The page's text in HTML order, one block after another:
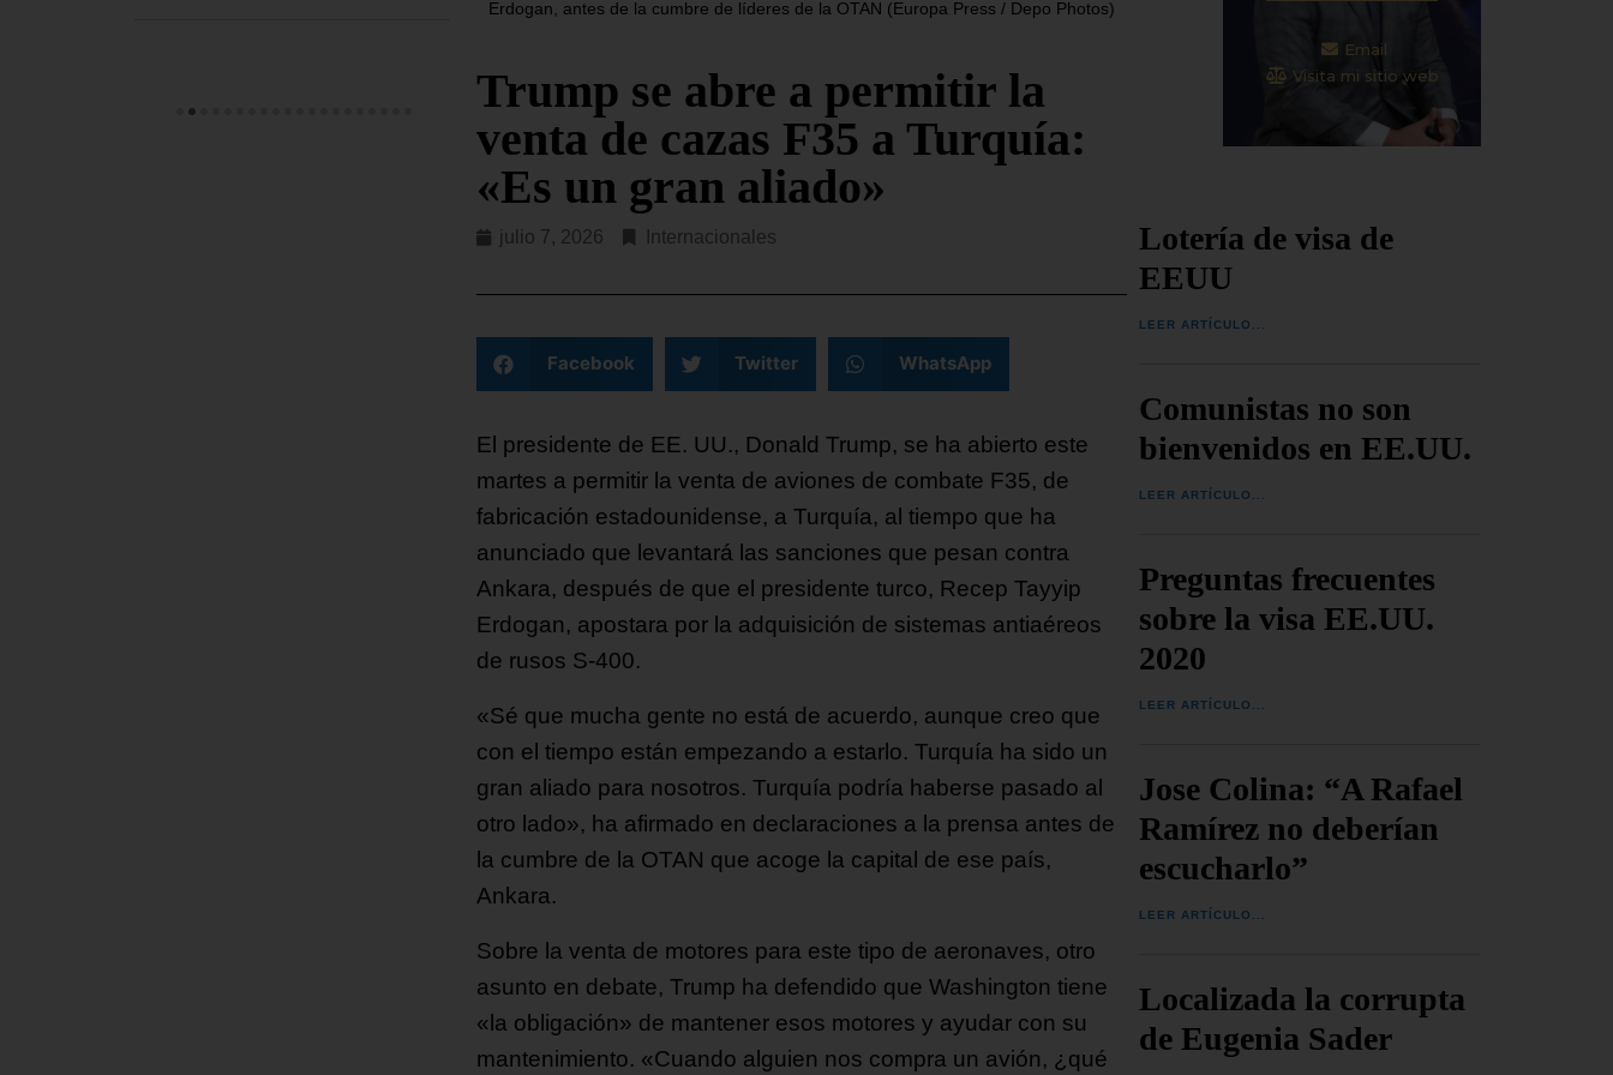
Erdogan, antes de la cumbre de líderes de la OTAN (Europa Press / Depo Photos)
Trump se abre a permitir la
venta de cazas F35 a Turquía:
«Es un gran aliado»
julio 7, 2026 Internacionales
Facebook Twitter WhatsApp
El presidente de EE. UU., Donald Trump, se ha abierto este
martes a permitir la venta de aviones de combate F35, de
fabricación estadounidense, a Turquía, al tiempo que ha
anunciado que levantará las sanciones que pesan contra
Ankara, después de que el presidente turco, Recep Tayyip
Erdogan, apostara por la adquisición de sistemas antiaéreos
de rusos S-400.
«Sé que mucha gente no está de acuerdo, aunque creo que
con el tiempo están empezando a estarlo. Turquía ha sido un
gran aliado para nosotros. Turquía podría haberse pasado al
otro lado», ha afirmado en declaraciones a la prensa antes de
la cumbre de la OTAN que acoge la capital de ese país,
Ankara.
Sobre la venta de motores para este tipo de aeronaves, otro
asunto en debate, Trump ha defendido que Washington tiene
«la obligación» de mantener esos motores y ayudar con su
mantenimiento. «Cuando alguien nos compra un avión, ¿qué
Email
Visita mi sitio web
Lotería de visa de
EEUU
LEER ARTÍCULO...
Comunistas no son
bienvenidos en EE.UU.
LEER ARTÍCULO...
Preguntas frecuentes
sobre la visa EE.UU.
2020
LEER ARTÍCULO...
Jose Colina: “A Rafael
Ramírez no deberían
escucharlo”
LEER ARTÍCULO...
Localizada la corrupta
de Eugenia Sader